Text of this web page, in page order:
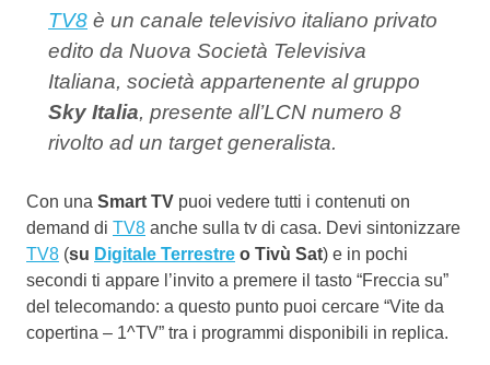
TV8 è un canale televisivo italiano privato
edito da Nuova Società Televisiva
Italiana, società appartenente al gruppo
Sky Italia, presente all’LCN numero 8
rivolto ad un target generalista.
Con una Smart TV puoi vedere tutti i contenuti on
demand di TV8 anche sulla tv di casa. Devi sintonizzare
TV8 (su Digitale Terrestre o Tivù Sat) e in pochi
secondi ti appare l’invito a premere il tasto “Freccia su”
del telecomando: a questo punto puoi cercare “Vite da
copertina – 1^TV” tra i programmi disponibili in replica.